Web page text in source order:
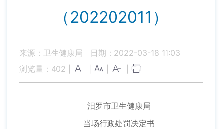
（202202011）
来源：卫生健康局
日期：2022-03-18 11:03
浏览量： 402
汨罗市卫生健康局
当场行政处罚决定书